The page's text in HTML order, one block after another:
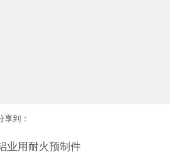
享到：
业用耐火预制件